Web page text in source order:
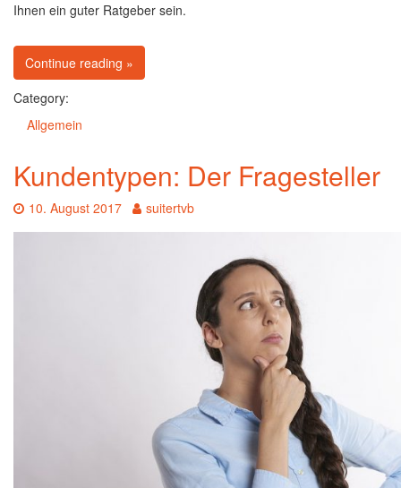
Ihnen ein guter Ratgeber sein.
Continue reading on Verkaufsgespräche – 7 wertvolle Tipps
»
Category:
Allgemein
Kundentypen: Der Fragesteller
Date:
10. August 2017 Author:
suitertvb